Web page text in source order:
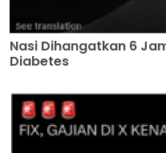
Nasi Dihangatkan 6
Diabetes